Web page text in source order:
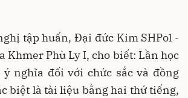
tập huấn, Đại đức Kim SHPol -
Khmer Phù Ly I, cho biết: Lần học
nghĩa đối với chức sắc và đồng
biệt là tài liệu bằng hai thứ tiếng,